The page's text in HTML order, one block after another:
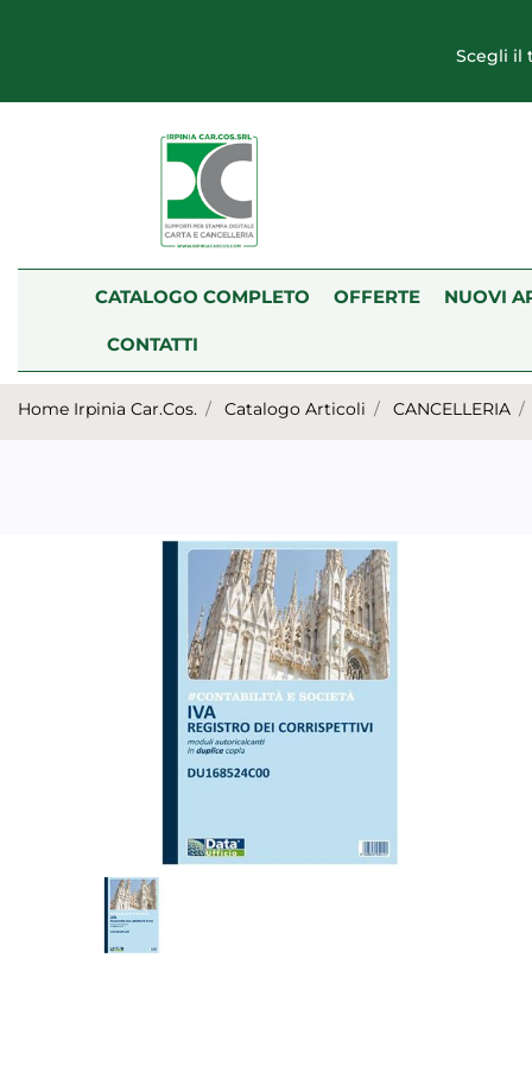
Scegli il
CATALOGO COMPLETO OFFERTE NUOVI
CONTATTI
Home Irpinia Car.Cos. Catalogo Articoli CANCELLERIA